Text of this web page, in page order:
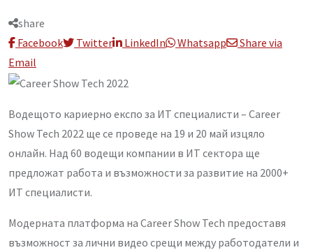
share
Facebook
Twitter LinkedIn Whatsapp
Share via
Email
Водещото кариерно експо за ИТ специалисти – Career
Show Tech 2022 ще се проведе на 19 и 20 май изцяло
онлайн. Над 60 водещи компании в ИТ сектора ще
предложат работа и възможности за развитие на 2000+
ИТ специалисти.
Модерната платформа на Career Show Tech предоставя
възможност за лични видео срещи между работодатели и